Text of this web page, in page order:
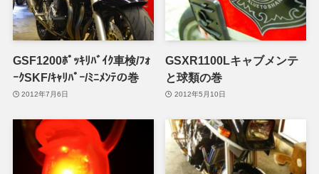
GSF1200ﾎﾟｯｷﾘﾊﾞｲｸ車検/ﾌｫ
ｰｸSKF/ｷｬﾘﾊﾟｰ/ﾐﾆﾒﾝﾃの巻
2012年7月6日
GSXR1100Lキャブメンテ
と球類の巻
2012年5月10日